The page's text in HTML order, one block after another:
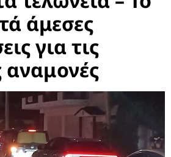
άμεσες
για τις